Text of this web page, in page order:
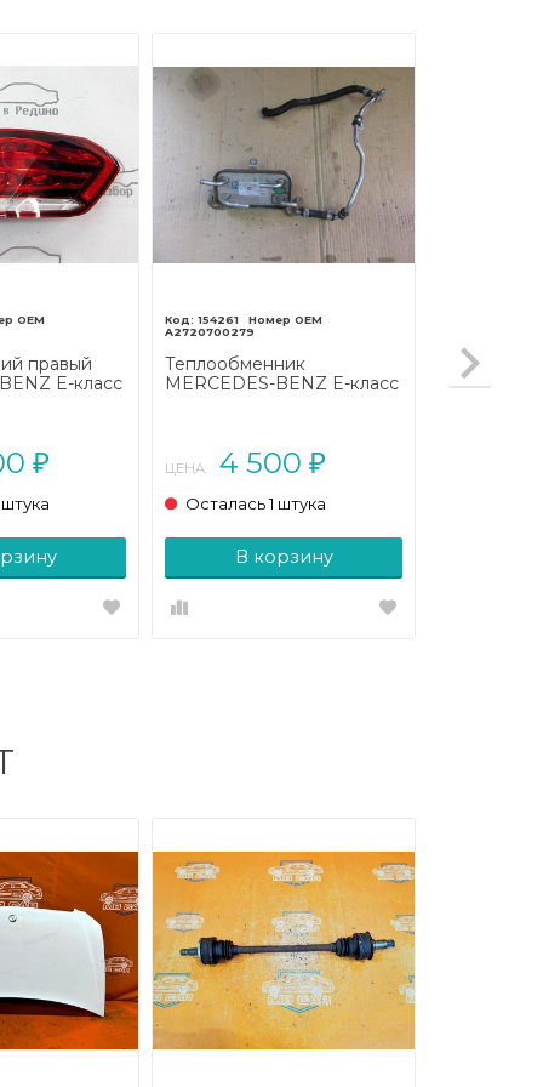
правый
E-класс
₽
154261
A2720700279
Теплообменник
MERCEDES-BENZ E-класс
ЦЕНА: 4 500 ₽
Осталась 1 штука
В корзину